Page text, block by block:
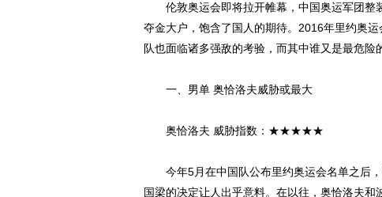
伦敦奥运会即将拉开帷幕，中国奥运军团整
夺金大户，饱含了国人的期待。2016年里约奥
队也面临诸多强敌的考验，而其中谁又是最危险
一、男单 奥恰洛夫威胁或最大
奥恰洛夫 威胁指数：★★★★★
今年5月在中国队公布里约奥运会名单之后，
国梁的决定让人出乎意料。在以往，奥恰洛夫